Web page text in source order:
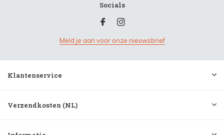
Socials
Meld je aan voor onze nieuwsbrief
Klantenservice
Verzendkosten (NL)